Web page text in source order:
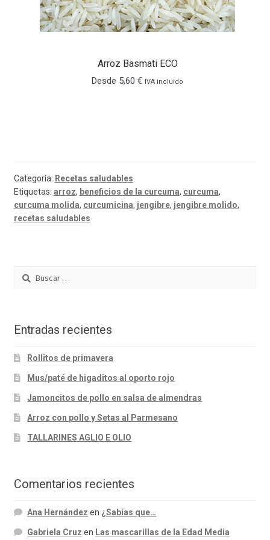
Arroz Basmati ECO
Desde 5,60 € IVA incluido
Categoría: Recetas saludables
Etiquetas: arroz, beneficios de la curcuma, curcuma,
curcuma molida, curcumicina, jengibre, jengibre molido,
recetas saludables
Entradas recientes
Rollitos de primavera
Mus/paté de higaditos al oporto rojo
Jamoncitos de pollo en salsa de almendras
Arroz con pollo y Setas al Parmesano
TALLARINES AGLIO E OLIO
Comentarios recientes
Ana Hernández en ¿Sabías que…
Gabriela Cruz en Las mascarillas de la Edad Media